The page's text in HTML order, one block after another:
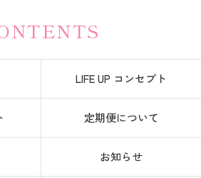
LIFE UP コンセプト
定期便について
お知らせ